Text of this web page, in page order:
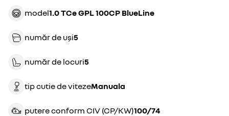
model 1.0 TCe GPL 100CP BlueLine
număr de uși5
număr de locuri5
tip cutie de viteze manuala
putere conform CIV (CP/KW) 100/74